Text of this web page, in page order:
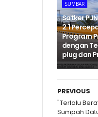
SUMBAR
‎Satker
2.1
Program
dengan
plug dan
PREVIOUS
"Terlalu
Sumpah